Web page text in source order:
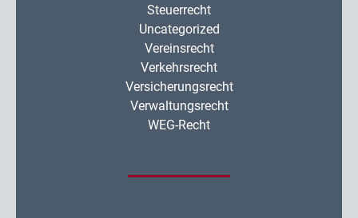
Steuerrecht
Uncategorized
Vereinsrecht
Verkehrsrecht
Versicherungsrecht
Verwaltungsrecht
WEG-Recht